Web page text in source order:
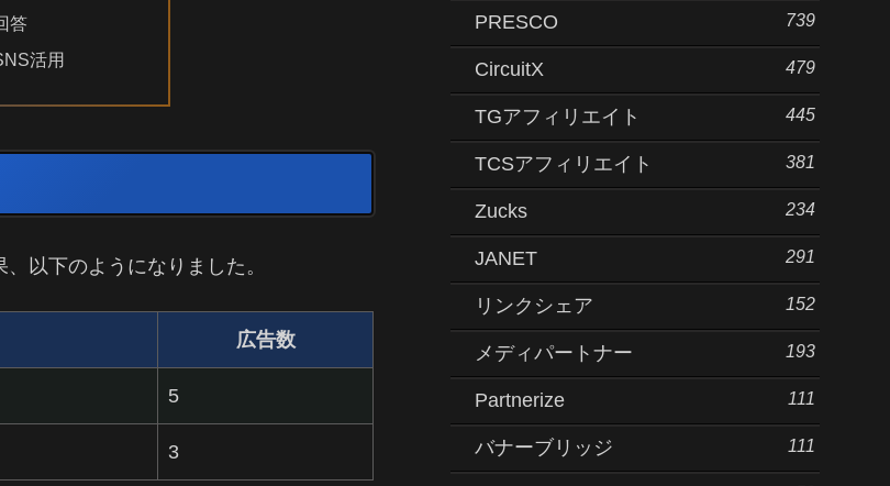
答
活用
以下のようになりました。
広告数
5
3
PRESCO 739
CircuitX 479
TGアフィリエイト 445
TCSアフィリエイト 381
Zucks 234
JANET 291
リンクシェア 152
メディパートナー 193
Partnerize 111
バナーブリッジ 111